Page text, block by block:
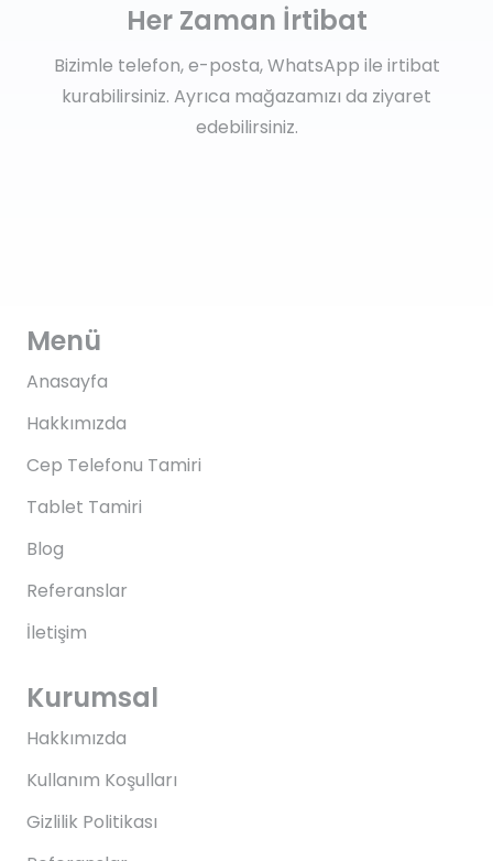
Her Zaman İrtibat
Bizimle telefon, e-posta, WhatsApp ile irtibat
kurabilirsiniz. Ayrıca mağazamızı da ziyaret
edebilirsiniz.
Menü
Anasayfa
Hakkımızda
Cep Telefonu Tamiri
Tablet Tamiri
Blog
Referanslar
İletişim
Kurumsal
Hakkımızda
Kullanım Koşulları
Gizlilik Politikası